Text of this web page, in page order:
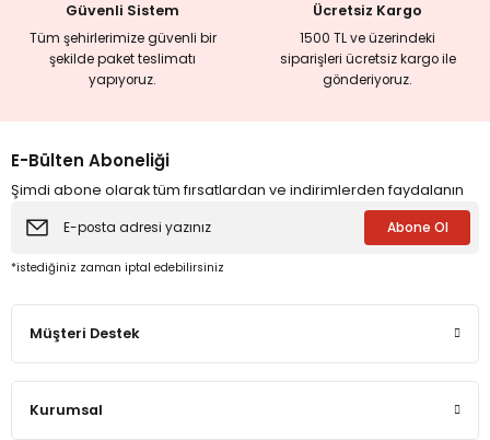
Güvenli Sistem
Tüm şehirlerimize güvenli bir
şekilde paket teslimatı
yapıyoruz.
Ücretsiz Kargo
1500 TL ve üzerindeki
siparişleri ücretsiz kargo ile
gönderiyoruz.
E-Bülten Aboneliği
Şimdi abone olarak tüm fırsatlardan ve indirimlerden faydalanın
Abone Ol
*istediğiniz zaman iptal edebilirsiniz
Müşteri Destek
Kurumsal